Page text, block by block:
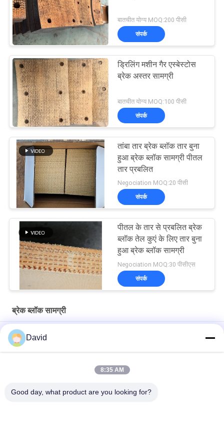
बातचीत योग्य MOQ:200 पीसी
संपर्क
ड्रिलिंग मशीन गैर एस्बेस्टोस
ब्रेक अस्तर सामग्री
बातचीत योग्य MOQ:100 पीसी
संपर्क
तांबा तार ब्रेक ब्लॉक तार बुना
हुआ ब्रेक ब्लॉक सामग्री पीतल
तार प्रबलित
Negociation MOQ:20 पीसी
संपर्क
पीतल के तार से प्रबलित ब्रेक
ब्लॉक तेल कुएं के लिए तार बुना
हुआ ब्रेक ब्लॉक सामग्री
Negociation MOQ:30 पीसीएस
संपर्क
ब्रेक ब्लॉक सामग्री
ड्रिलिंग मशीनों के लिए तेल अच्छी तरह से ड्रिलिंग रोड ब्रेक ब्लॉक बुना ब्रेक लाइनिंग
एस्बेस्टो मुक्त बुना हुआ ब्रेक अस्तर बुना हुआ ब्रेक ब्लॉक तेल कुएं ड्रिलिंग के लिए बुना
David
8:35 AM
Good day, what product are you looking for?